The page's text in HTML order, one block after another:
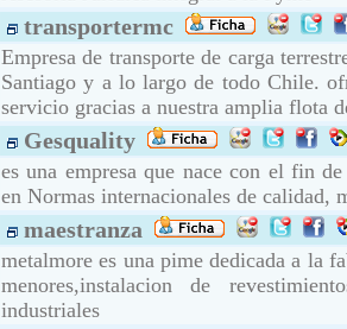
transportermc
Empresa de transporte de carga
Santiago y a lo largo de todo Chile.
servicio gracias a nuestra amplia flota
Gesquality
es una empresa que nace con el fin
en Normas internacionales de calidad,
maestranza
metalmore es una pime dedicada a la
menores,instalacion de
industriales